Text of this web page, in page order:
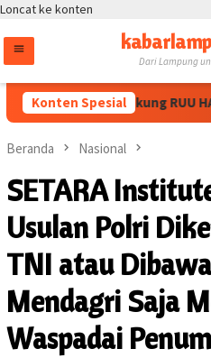
Loncat ke konten
Dari Lampung
Konten Spesial
Sipil Dukung RUU
Beranda Nasional
SETARA
Usulan Polri
TNI atau
Mendagri Saja
Waspadai